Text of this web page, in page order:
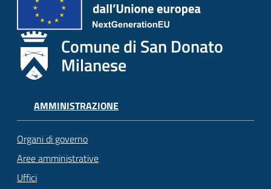
Comune di San Donato
Milanese
AMMINISTRAZIONE
Organi di governo
Aree amministrative
Uffici